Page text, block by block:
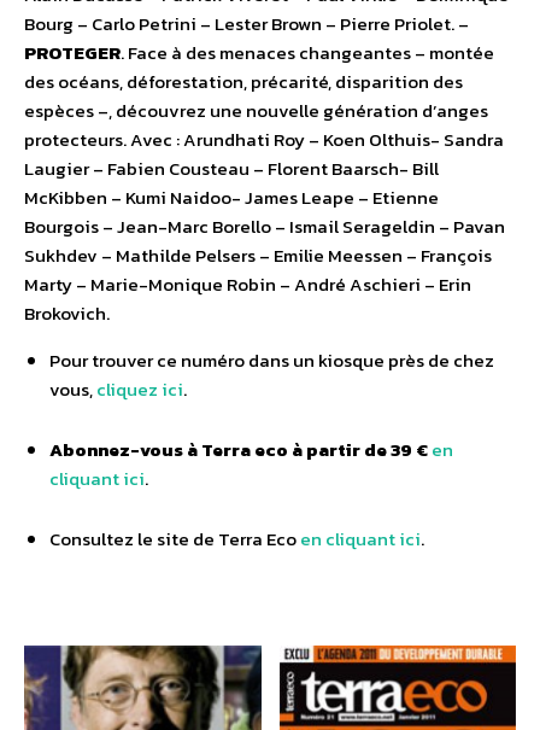
Bourg – Carlo Petrini – Lester Brown – Pierre Priolet. –
PROTEGER. Face à des menaces changeantes – montée
des océans, déforestation, précarité, disparition des
espèces –, découvrez une nouvelle génération d’anges
protecteurs. Avec : Arundhati Roy – Koen Olthuis- Sandra
Laugier – Fabien Cousteau – Florent Baarsch- Bill
McKibben – Kumi Naidoo- James Leape – Etienne
Bourgois – Jean-Marc Borello – Ismail Serageldin – Pavan
Sukhdev – Mathilde Pelsers – Emilie Meessen – François
Marty – Marie-Monique Robin – André Aschieri – Erin
Brokovich.
Pour trouver ce numéro dans un kiosque près de chez
vous,cliquez ici.
Abonnez-vous à Terra eco à partir de 39 €en
cliquant ici.
Consultez le site de Terra Ecoen cliquant ici.